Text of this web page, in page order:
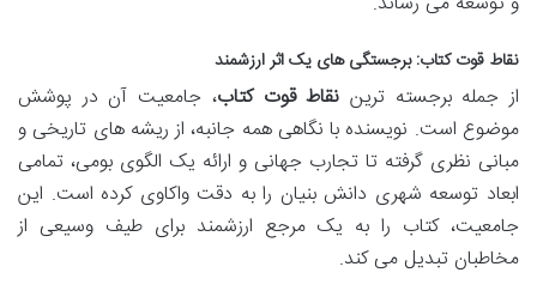
نقاط قوت کتاب: برجستگی های یک اثر ارزشمند
از جمله برجسته ترین نقاط قوت کتاب، جامعیت آن در پوشش
موضوع است. نویسنده با نگاهی همه جانبه، از ریشه های تاریخی و
مبانی نظری گرفته تا تجارب جهانی و ارائه یک الگوی بومی، تمامی
ابعاد توسعه شهری دانش بنیان را به دقت واکاوی کرده است. این
جامعیت، کتاب را به یک مرجع ارزشمند برای طیف وسیعی از
مخاطبان تبدیل می کند.